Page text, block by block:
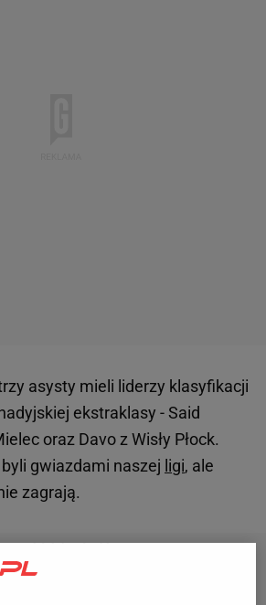
asysty mieli liderzy klasyfikacji
ekstraklasy - Said
oraz Davo z Wisły Płock.
gwiazdami naszej ligi, ale
zagrają.